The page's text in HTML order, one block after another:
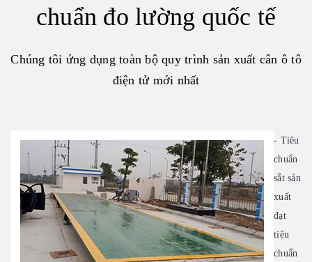
chuẩn đo lường quốc tế
Chúng tôi ứng dụng toàn bộ quy trình sản xuất cân ô tô
điện tử mới nhất
- Tiêu
chuẩn
sắt sản
xuất
đạt
tiêu
chuẩn